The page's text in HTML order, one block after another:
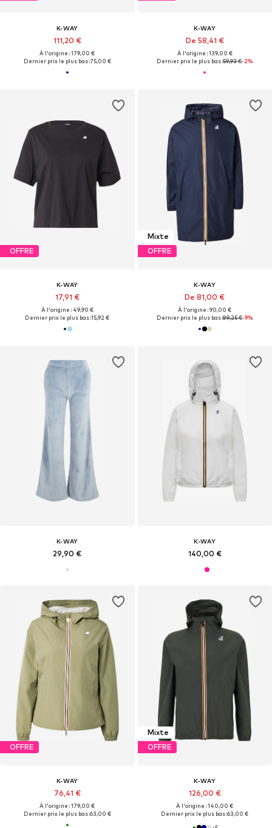
K-WAY
111,20 €
À l'origine : 179,00 €
Dernier prix le plus bas :75,00 €
K-WAY
De 58,41 €
À l'origine : 139,00 €
Dernier prix le plus bas :59,93 €-2%
OFFRE
K-WAY
17,91 €
À l'origine : 49,90 €
Dernier prix le plus bas :15,92 €
Mixte
OFFRE
K-WAY
De 81,00 €
À l'origine : 90,00 €
Dernier prix le plus bas :89,25 €-9%
K-WAY
29,90 €
K-WAY
140,00 €
OFFRE
K-WAY
76,41 €
À l'origine : 179,00 €
Dernier prix le plus bas :63,00 €
Mixte
OFFRE
K-WAY
126,00 €
À l'origine : 140,00 €
Dernier prix le plus bas :63,00 €